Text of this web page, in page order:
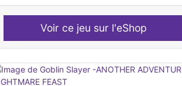
Voir ce jeu sur l'eShop